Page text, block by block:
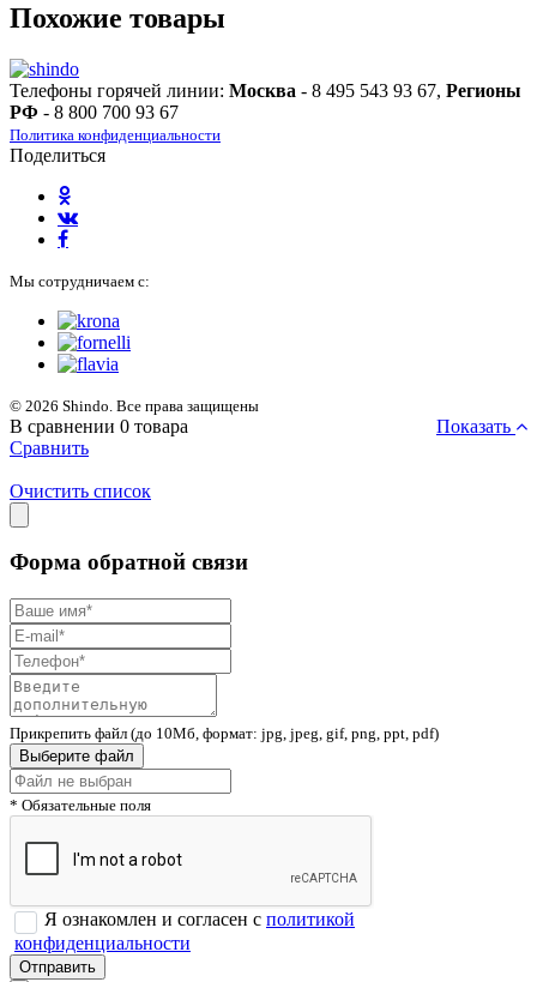
Похожие товары
Телефоны горячей линии: Москва - 8 495 543 93 67, Регионы
РФ - 8 800 700 93 67
Политика конфиденциальности
Поделиться
Мы сотрудничаем с:
© 2026 Shindo. Все права защищены
В сравнении 0 товара
Показать
Сравнить
Очистить список
Форма обратной связи
Прикрепить файл (до 10Мб, формат: jpg, jpeg, gif, png, ppt, pdf)
Выберите файл
* Обязательные поля
Я ознакомлен и согласен с политикой
конфиденциальности